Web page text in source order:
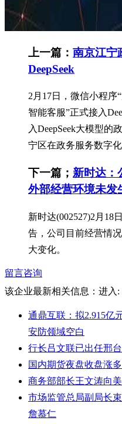
上一篇： 南京江宁
DeepSeek
2月17日，微信小程序
智能客服”正式接入
入DeepSeek大模型的
宁区在政务服务数字
下一篇； 新时达：
外部经营环境未发
新时达(002527)2月18
告，公司目前经营情
大变化。
留言咨询
该企业最新相关信息： 进入:
通鼎互联：拟2.915亿
安防领域空白
行长吕文联已出任邢
国内期货夜盘收盘涨
商务部部长王文涛向
市场监管总局副局长
詹慕仁